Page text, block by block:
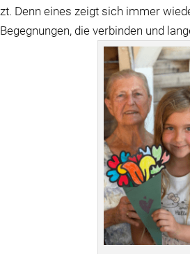
Denn eines zeigt sich immer
die verbinden und